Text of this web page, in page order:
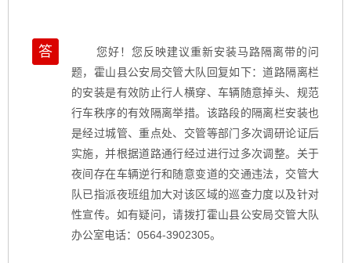
答
您好！您反映建议重新安装马路隔离带的问
题，霍山县公安局交管大队回复如下：道路隔离栏
的安装是有效防止行人横穿、车辆随意掉头、规范
行车秩序的有效隔离举措。该路段的隔离栏安装也
是经过城管、重点处、交管等部门多次调研论证后
实施，并根据道路通行经过进行过多次调整。关于
夜间存在车辆逆行和随意变道的交通违法，交管大
队已指派夜班组加大对该区域的巡查力度以及针对
性宣传。如有疑问，请拨打霍山县公安局交管大队
办公室电话：0564-3902305。